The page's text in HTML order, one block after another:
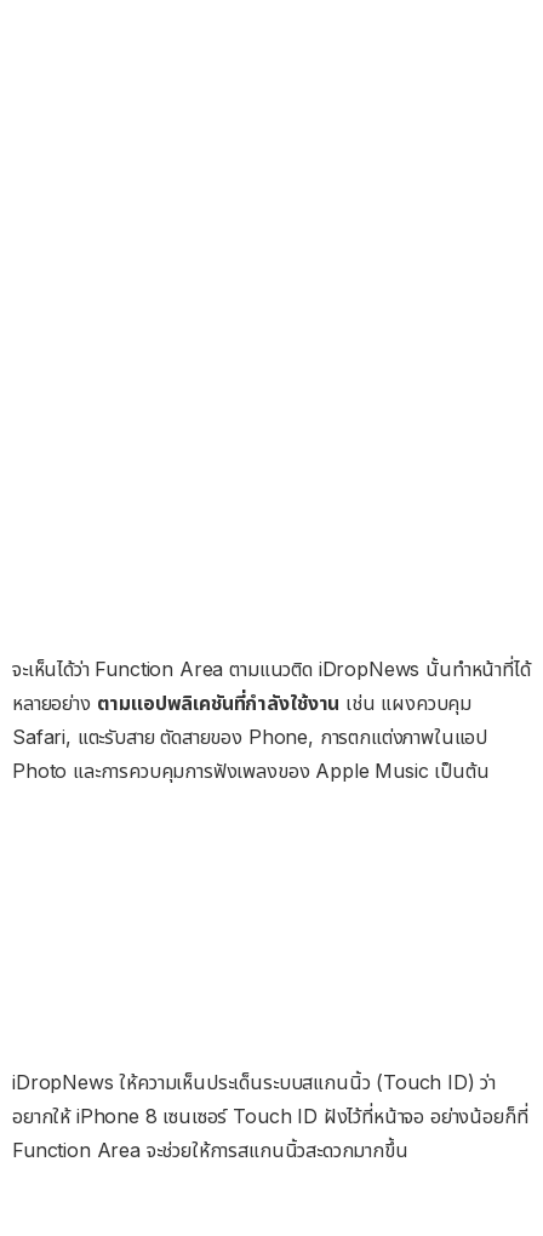
จะเห็นได้ว่า Function Area ตามแนวติด iDropNews นั้นทำหน้าที่ได้
หลายอย่าง ตามแอปพลิเคชันที่กำลังใช้งาน เช่น แผงควบคุม
Safari, แตะรับสาย ตัดสายของ Phone, การตกแต่งภาพในแอป
Photo และการควบคุมการฟังเพลงของ Apple Music เป็นต้น
iDropNews ให้ความเห็นประเด็นระบบสแกนนิ้ว (Touch ID) ว่า
อยากให้ iPhone 8 เซนเซอร์ Touch ID ฝังไว้ที่หน้าจอ อย่างน้อยก็ที่
Function Area จะช่วยให้การสแกนนิ้วสะดวกมากขึ้น